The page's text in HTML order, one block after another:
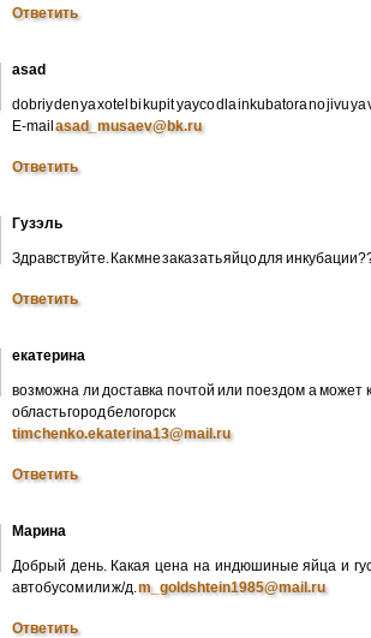
Ответить
asad
dobriy den ya xotel bi kupit yayco dla inkubatora no jivu ya
E-mailasad_musaev@bk.ru
Ответить
Гузэль
Здравствуйте. Как мне заказать яйцо для
Ответить
екатерина
возможна ли доставка почтой или поездом а
область город белогорск
timchenko.ekaterina13@mail.ru
Ответить
Марина
Добрый день. Какая цена на индюшиные яйца и
автобусом или ж/д.m_goldshtein1985@mail.ru
Ответить